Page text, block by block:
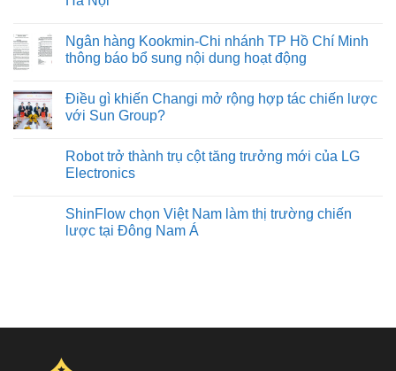
Ngân hàng Kookmin-Chi nhánh TP Hồ Chí Minh
thông báo bổ sung nội dung hoạt động
Điều gì khiến Changi mở rộng hợp tác chiến lược
với Sun Group?
Robot trở thành trụ cột tăng trưởng mới của LG
Electronics
ShinFlow chọn Việt Nam làm thị trường chiến
lược tại Đông Nam Á